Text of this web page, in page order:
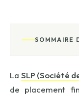
SOMMAIRE
La SLP (Société
de placement